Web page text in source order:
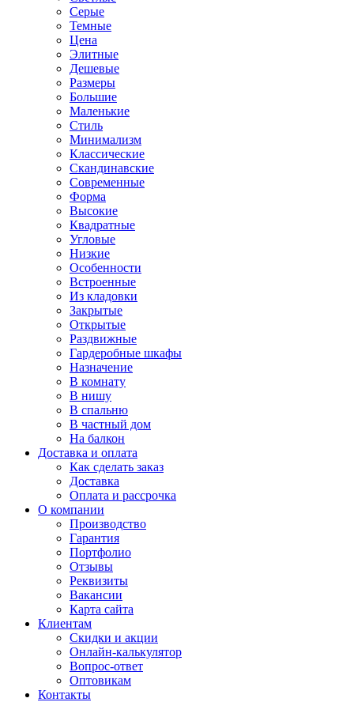
Серые
Темные
Цена
Элитные
Дешевые
Размеры
Большие
Маленькие
Стиль
Минимализм
Классические
Скандинавские
Современные
Форма
Высокие
Квадратные
Угловые
Низкие
Особенности
Встроенные
Из кладовки
Закрытые
Открытые
Раздвижные
Гардеробные шкафы
Назначение
В комнату
В нишу
В спальню
В частный дом
На балкон
Доставка и оплата
Как сделать заказ
Доставка
Оплата и рассрочка
О компании
Производство
Гарантия
Портфолио
Отзывы
Реквизиты
Вакансии
Карта сайта
Клиентам
Скидки и акции
Онлайн-калькулятор
Вопрос-ответ
Оптовикам
Контакты